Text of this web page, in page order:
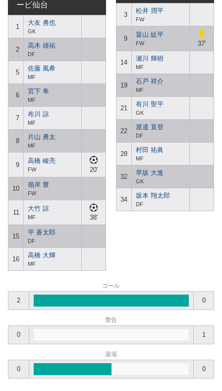
ービ仙台
1
大友 勇也
GK
2
高木 雄祐
DF
5
佐藤 風希
MF
6
宮下 隼
MF
7
布川 諒
MF
8
片山 勇太
MF
9
高橋 峻亮
FW 20'
10
嶺岸 豊
FW
11
大竹 諒
MF 38'
15
平 蒼太郎
DF
16
高橋 大輝
MF
3
松井 潤平
FW
9
畠山 紘平
FW 37'
14
瀬川 輝樹
MF
19
石戸 祥介
MF
21
有川 聖平
GK
22
渡邉 直登
DF
28
村田 祐眞
MF
32
早坂 大進
GK
34
坂本 翔太郎
DF
ゴール
2 0
警告
0 1
退場
0 0